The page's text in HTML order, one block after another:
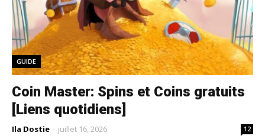
GUIDE
Coin Master: Spins et Coins gratuits
[Liens quotidiens]
Ila Dostie - juillet 16, 2026 12